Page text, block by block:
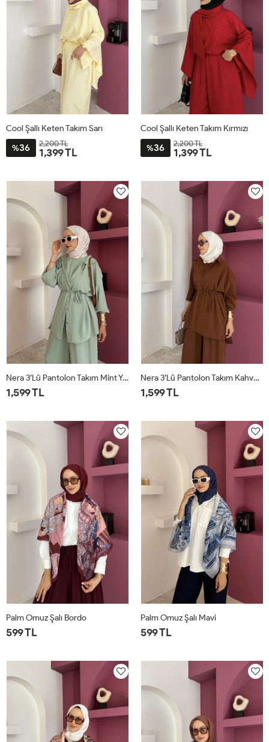
Cool Şallı Keten Takım Sarı
%36 2,200 TL
1,399 TL
Cool Şallı Keten Takım Kırmızı
%36 2,200 TL
1,399 TL
Nera 3’lü Pantolon Takım Mint Yeşili
1,599 TL
Nera 3’lü Pantolon Takım Kahverengi
1,599 TL
Palm Omuz Şalı Bordo
599 TL
Palm Omuz Şalı Mavi
599 TL